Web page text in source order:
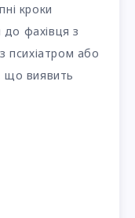
кроки
фахівця з
психіатром або
що виявить